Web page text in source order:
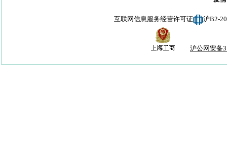
互联网信息服务经营许可证 沪B2-
沪公网安备